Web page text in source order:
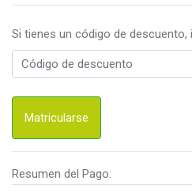
Si tienes un código de descuento,
Matricularse
Resumen del Pago: